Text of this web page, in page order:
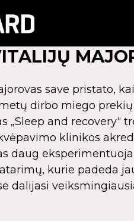
save pristato,
dirbo miego
„Sleep and recovery“
klinikos
daug
kurie padeda
dalijasi